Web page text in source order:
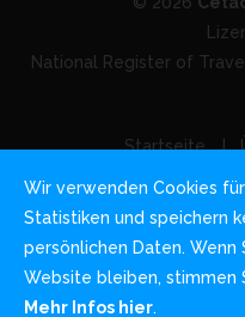
National Register of
Startseite
English
Wir verwenden Cookies
Statistiken und speichern
persönlichen Daten. Wenn
Website bleiben, stimmen
Mehr Infos hier.